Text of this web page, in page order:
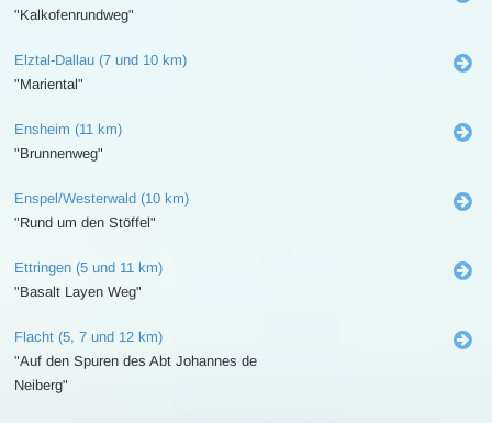
"Kalkofenrundweg"
Elztal-Dallau (7 und 10 km)
"Mariental"
Ensheim (11 km)
"Brunnenweg"
Enspel/Westerwald (10 km)
"Rund um den Stöffel"
Ettringen (5 und 11 km)
"Basalt Layen Weg"
Flacht (5, 7 und 12 km)
"Auf den Spuren des Abt Johannes de
Neiberg"